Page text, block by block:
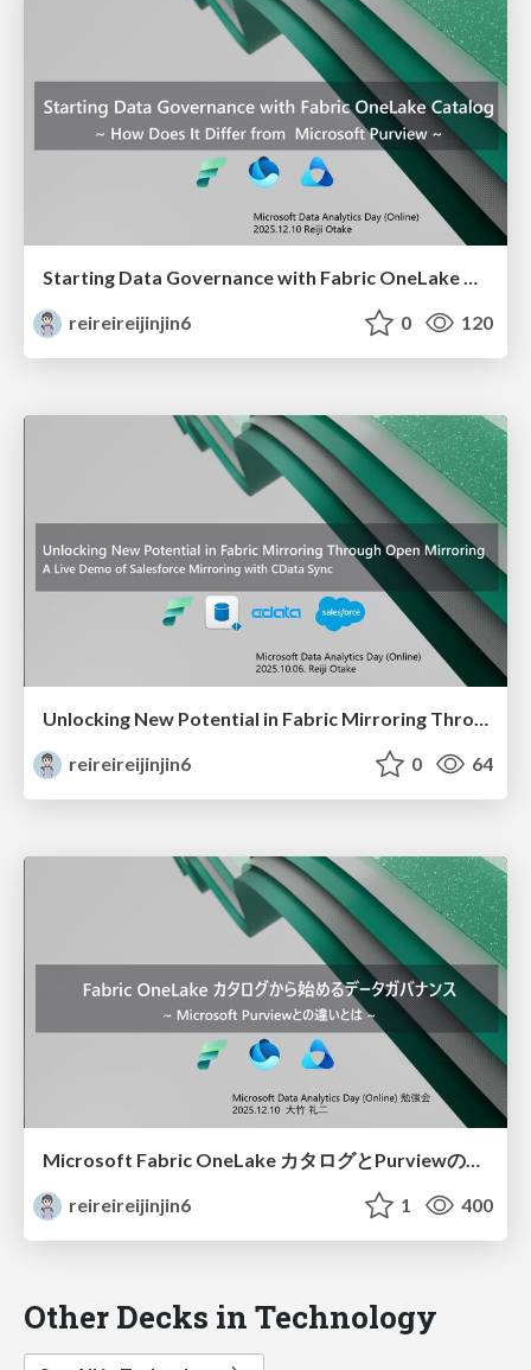
reireireijinjin6
0 120
Unlocking New Potential in Fabric Mirroring Through Open Mirroring A Live Demo of Salesforce Mirroring with CData Sync
reireireijinjin6
0 64
Microsoft Fabric OneLake カタログとPurviewの違い-OneLakeカタログから始めるデータガバナンス- / Differences Between Microsoft Fabric OneLake Catalog and Purview—Starting Data Governance with the OneLake Catalog—
reireireijinjin6
1 400
Other Decks in Technology